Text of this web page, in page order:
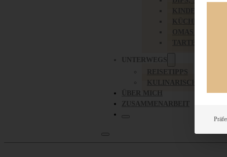
UNTERWEGS
REISETIPPS
KULINARISCH
ÜBER MICH
ZUSAMMENARBEIT